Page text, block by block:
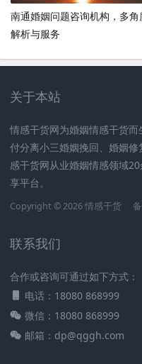
南通婚姻问题咨询机构，多角
解析与服务
关于本站
情感干货网为婚姻情感干货
付分离小三婚姻挽回、婚姻
感干货网从业婚姻情感领域
享平台。
Copyright © 2026 情感干货
联系我们
合作或咨询可通过如下方式：
电话：18080 868999
微信：18080 868999
邮箱：dp@qggh.com